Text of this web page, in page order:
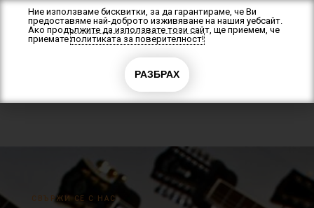
content
СВЪРЖИ СЕ С НАС
Ние използваме бисквитки, за да гарантираме, че Ви
предоставяме най-доброто изживяване на нашия уебсайт.
Ако продължите да използвате този сайт, ще приемем, че
приематеполитиката за поверителност!
РАЗБРАХ